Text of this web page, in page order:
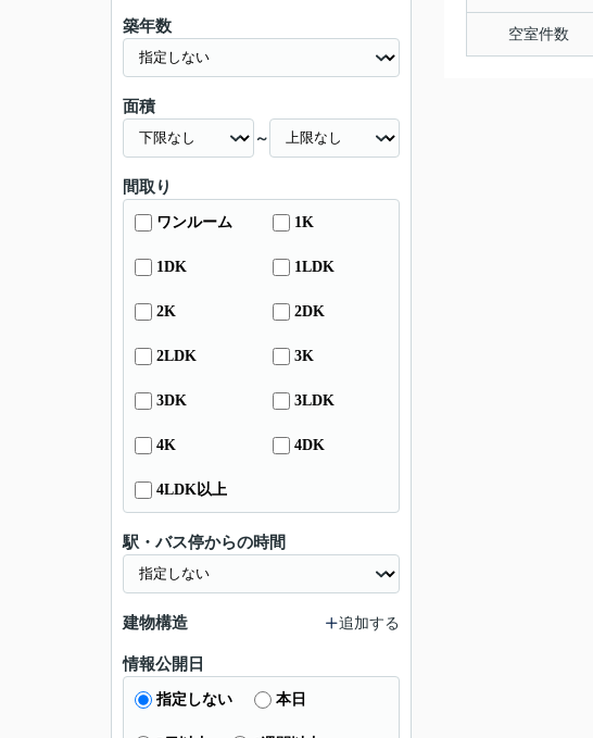
空室件数
築年数
面積
～
間取り
ワンルーム 1K
1DK 1LDK
2K 2DK
2LDK 3K
3DK 3LDK
4K 4DK
4LDK以上
駅・バス停からの時間
建物構造 追加する
情報公開日
指定しない 本日